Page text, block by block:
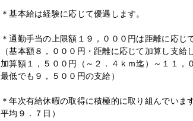
＊基本給は経験に応じて優遇します。
＊通勤手当の上限額１９，０００円は距離に応じ
（基本額８，０００円・距離に応じて加算し支給
加算額１，５００円（～２．４ｋｍ迄）～１１，
最低でも９，５００円の支給）
＊年次有給休暇の取得に積極的に取り組んでいま
平均９．７日）